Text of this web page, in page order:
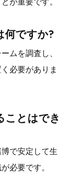
何ですか?
ムを調査し、
必要がありま
ことはでき
で安定して生
必要です。